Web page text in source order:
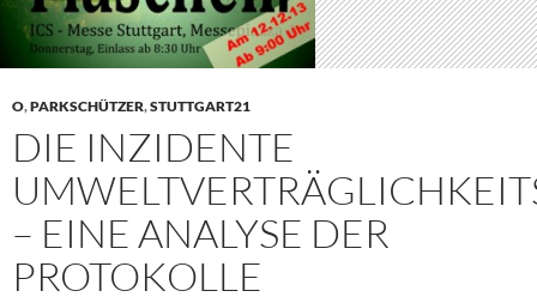
O,PARKSCHÜTZER,STUTTGART21
DIE INZIDENTE
– EINE ANALYSE DER
PROTOKOLLE